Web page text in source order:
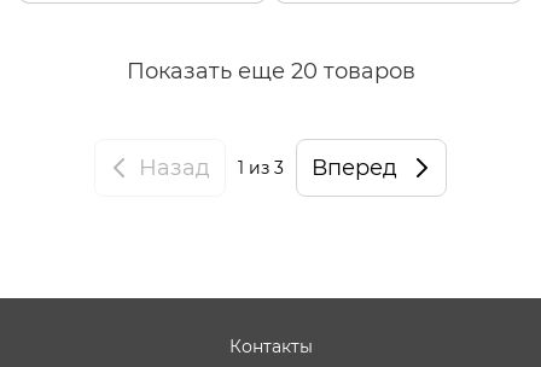
Показать еще 20 товаров
Назад 1 из 3 Вперед
Контакты